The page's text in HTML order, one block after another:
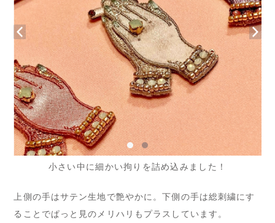
小さい中に細かい拘りを詰め込みました！
上側の手はサテン生地で艶やかに。下側の手は総刺繍にす
ることでぱっと見のメリハリもプラスしています。